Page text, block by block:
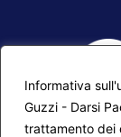
Informativa
Guzzi - Darsi
trattamento dei